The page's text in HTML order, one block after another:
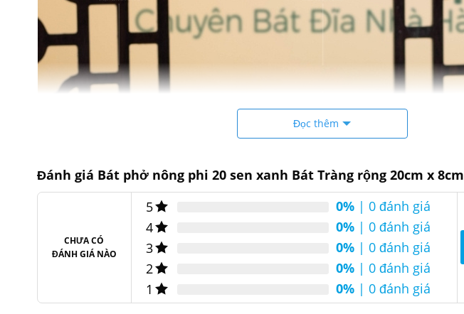
Đọc thêm
Đánh giá Bát phở nông phi 20 sen xanh Bát Tràng rộng 20cm x 8cm
CHƯA CÓ
ĐÁNH GIÁ NÀO
5 0%| 0 đánh giá
4
0%| 0 đánh giá
3
0%| 0 đánh giá
2
0%| 0 đánh giá
1
0%| 0 đánh giá